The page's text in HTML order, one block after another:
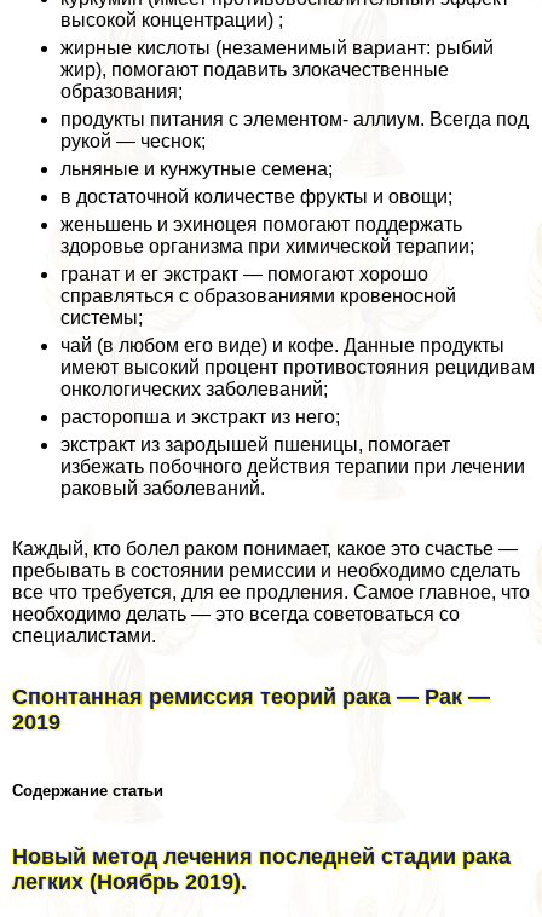
высокой концентрации) ;
жирные кислоты (незаменимый вариант: рыбий
жир), помогают подавить злокачественные
образования;
продукты питания с элементом- аллиум. Всегда под
рукой — чеснок;
льняные и кунжутные семена;
в достаточной количестве фрукты и овощи;
женьшень и эхиноцея помогают поддержать
здоровье организма при химической терапии;
гранат и ег экстpaкт — помогают хорошо
справляться с образованиями кровеносной
системы;
чай (в любом его виде) и кофе. Данные продукты
имеют высокий процент противостояния рецидивам
oнкoлoгических заболеваний;
расторопша и экстpaкт из него;
экстpaкт из зародышей пшеницы, помогает
избежать побочного действия терапии при лечении
paковый заболеваний.
Каждый, кто болел paком понимает, какое это счастье —
пребывать в состоянии ремиссии и необходимо сделать
все что требуется, для ее продления. Самое главное, что
необходимо делать — это всегда советоваться со
специалистами.
Спонтанная ремиссия теорий paка — Рак —
2019
Содержание статьи
Новый метод лечения последней стадии paка
легких (Ноябрь 2019).